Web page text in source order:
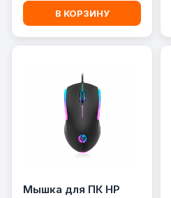
В КОРЗИНУ
Мышка для ПК HP